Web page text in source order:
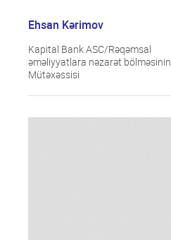
Ehsan Kərimov
Kapital Bank ASC/Rəqəmsal
əməliyyatlara nəzarət bölməsinin
Mütəxəssisi